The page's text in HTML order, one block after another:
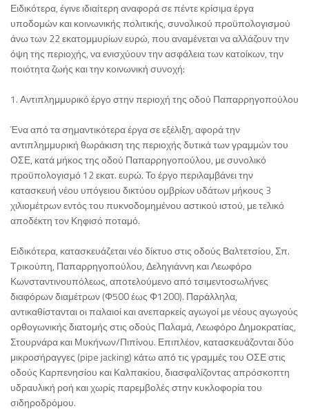
Ειδικότερα, έγινε ιδιαίτερη αναφορά σε πέντε κρίσιμα έργα
υποδομών και κοινωνικής πολιτικής, συνολικού προϋπολογισμού
άνω των 22 εκατομμυρίων ευρώ, που αναμένεται να αλλάζουν την
όψη της περιοχής, να ενισχύουν την ασφάλεια των κατοίκων, την
ποιότητα ζωής και την κοινωνική συνοχή:
1. Αντιπλημμυρικό έργο στην περιοχή της οδού Παπαρρηγοπούλου
Ένα από τα σημαντικότερα έργα σε εξέλιξη, αφορά την
αντιπλημμυρική θωράκιση της περιοχής δυτικά των γραμμών του
ΟΣΕ, κατά μήκος της οδού Παπαρρηγοπούλου, με συνολικό
προϋπολογισμό 12 εκατ. ευρώ. Το έργο περιλαμβάνει την
κατασκευή νέου υπόγειου δικτύου ομβρίων υδάτων μήκους 3
χιλιομέτρων εντός του πυκνοδομημένου αστικού ιστού, με τελικό
αποδέκτη τον Κηφισό ποταμό.
Ειδικότερα, κατασκευάζεται νέο δίκτυο στις οδούς Βαλτετσίου, Σπ.
Τρικούπη, Παπαρρηγοπούλου, Δεληγιάννη και Λεωφόρο
Κωνσταντινουπόλεως, αποτελούμενο από τσιμεντοσωλήνες
διαφόρων διαμέτρων (Φ500 έως Φ1200). Παράλληλα,
αντικαθίστανται οι παλαιοί και ανεπαρκείς αγωγοί με νέους αγωγούς
ορθογωνικής διατομής στις οδούς Παλαμά, Λεωφόρο Δημοκρατίας,
Στουρνάρα και Μυκήνων/Πιπίνου. Επιπλέον, κατασκευάζονται δύο
μικροσήραγγες (pipe jacking) κάτω από τις γραμμές του ΟΣΕ στις
οδούς Καρπενησίου και Καλπακίου, διασφαλίζοντας απρόσκοπτη
υδραυλική ροή και χωρίς παρεμβολές στην κυκλοφορία του
σιδηροδρόμου.